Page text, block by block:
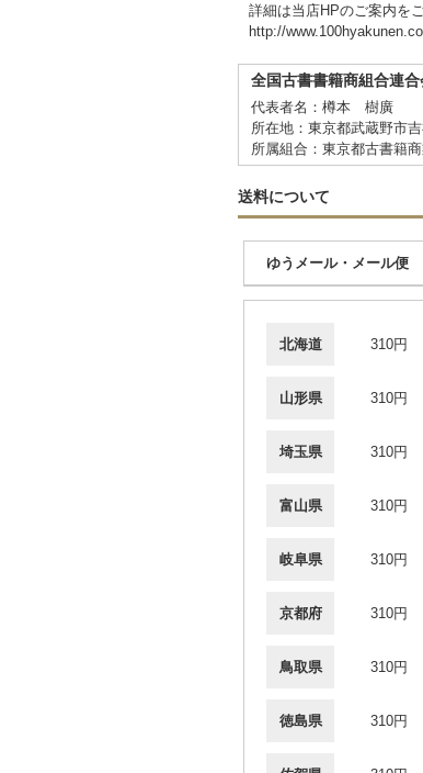
詳細は当店HPのご案内を
http://
全国古書書籍商組合連
代表者名：樽本 樹廣
所在地：東京都武蔵野市
所属組合：東京都古書籍
送料について
ゆうメール・メール便
北海道 310円
山形県 310円
埼玉県 310円
富山県 310円
岐阜県 310円
京都府 310円
鳥取県 310円
徳島県 310円